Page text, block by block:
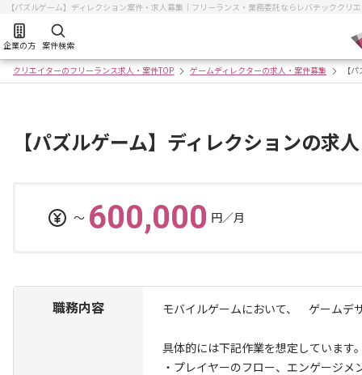
【パズルゲーム】ディレクション案件・求人募集｜フリーランス・業務委託ならレバテッククリ
企業の方 案件検索
クリエイターのフリーランス求人・案件TOP ゲームディレクターの求人・案件募集 【
【パズルゲーム】ディレクションの求
〜 600,000 円／月
職務内容 モバイルゲームにおいて、 ゲームデ
具体的には下記作業を想定しています
・プレイヤーのフロー、エンゲージ